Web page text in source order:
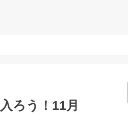
ろう！11月